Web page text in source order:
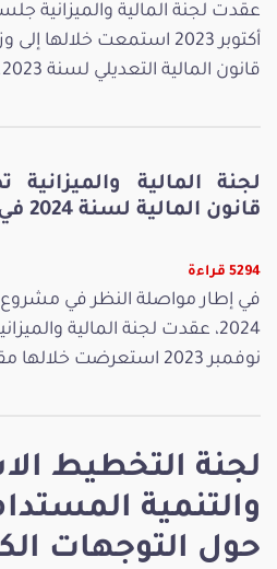
لجنة التخطيط
والتنمية
حول التوجهات
أكتوبر 2023 استمعت
قانون المالية التعديلي لسنة 2023. وفي بداية ...
لجنة المالية
قانون المالية لسنة 2024 في صيغته المعدّلة
5294 قراءة
في إطار مواصلة النظر في مشروع
نوفمبر 2023 استعرضت خلالها مقترحات تعديل فص...